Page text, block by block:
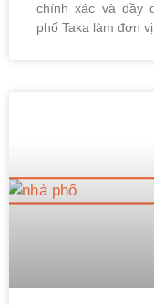
chính xác và đầy
phố Taka làm đơn